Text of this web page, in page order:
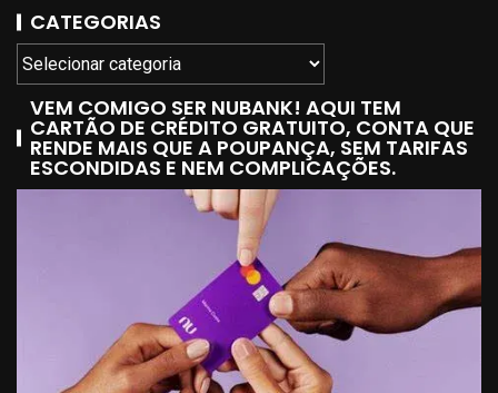
CATEGORIAS
VEM COMIGO SER NUBANK! AQUI TEM
CARTÃO DE CRÉDITO GRATUITO, CONTA QUE
RENDE MAIS QUE A POUPANÇA, SEM TARIFAS
ESCONDIDAS E NEM COMPLICAÇÕES.